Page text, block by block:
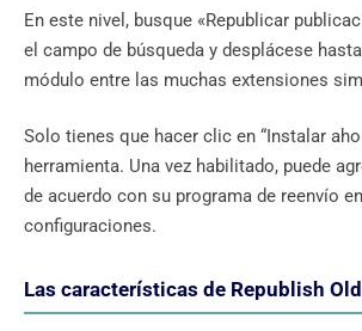
En este nivel, busque «Republicar
el campo de búsqueda y desplácese
módulo entre las muchas extensiones
Solo tienes que hacer clic en “Instalar
herramienta. Una vez habilitado, puede
de acuerdo con su programa de reenvío
configuraciones.
Las características de Republish